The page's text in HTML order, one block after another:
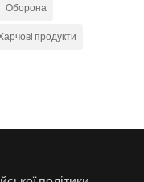
Оборона
продукти